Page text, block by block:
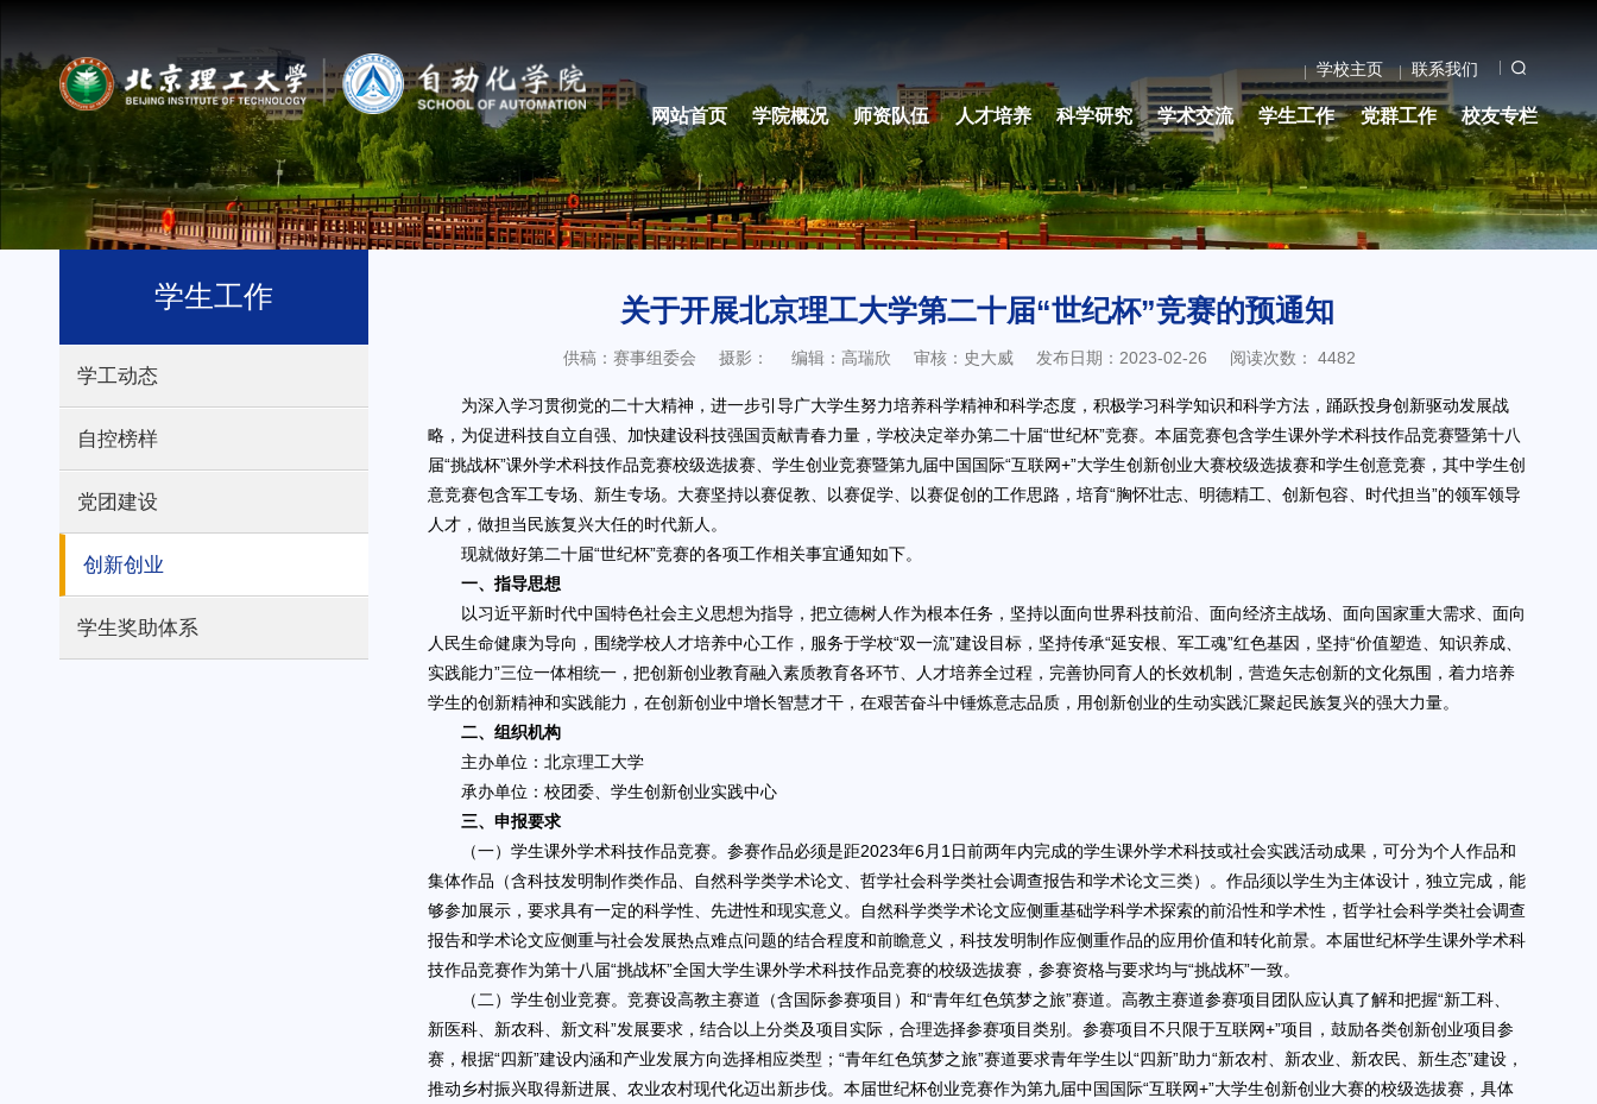
学校主页 联系我们
网站首页 学院概况 师资队伍 人才培养 科学研究 学术交流 学生工作 党群工作 校友专栏
学生工作
学工动态
自控榜样
党团建设
创新创业
学生奖助体系
关于开展北京理工大学第二十届“世纪杯”竞赛的预通知
供稿：赛事组委会 摄影： 编辑：高瑞欣 审核：史大威 发布日期：2023-02-26 阅读次数： 4482
为深入学习贯彻党的二十大精神，进一步引导广大学生努力培养科学精神和科学态度，积极学习科学知识和科学方法，踊跃投身创新驱动发展战
略，为促进科技自立自强、加快建设科技强国贡献青春力量，学校决定举办第二十届“世纪杯”竞赛。本届竞赛包含学生课外学术科技作品竞赛暨第十八
届“挑战杯”课外学术科技作品竞赛校级选拔赛、学生创业竞赛暨第九届中国国际“互联网+”大学生创新创业大赛校级选拔赛和学生创意竞赛，其中学生创
意竞赛包含军工专场、新生专场。大赛坚持以赛促教、以赛促学、以赛促创的工作思路，培育“胸怀壮志、明德精工、创新包容、时代担当”的领军领导
人才，做担当民族复兴大任的时代新人。
现就做好第二十届“世纪杯”竞赛的各项工作相关事宜通知如下。
一、指导思想
以习近平新时代中国特色社会主义思想为指导，把立德树人作为根本任务，坚持以面向世界科技前沿、面向经济主战场、面向国家重大需求、面向
人民生命健康为导向，围绕学校人才培养中心工作，服务于学校“双一流”建设目标，坚持传承“延安根、军工魂”红色基因，坚持“价值塑造、知识养成、
实践能力”三位一体相统一，把创新创业教育融入素质教育各环节、人才培养全过程，完善协同育人的长效机制，营造矢志创新的文化氛围，着力培养
学生的创新精神和实践能力，在创新创业中增长智慧才干，在艰苦奋斗中锤炼意志品质，用创新创业的生动实践汇聚起民族复兴的强大力量。
二、组织机构
主办单位：北京理工大学
承办单位：校团委、学生创新创业实践中心
三、申报要求
（一）学生课外学术科技作品竞赛。参赛作品必须是距2023年6月1日前两年内完成的学生课外学术科技或社会实践活动成果，可分为个人作品和
集体作品（含科技发明制作类作品、自然科学类学术论文、哲学社会科学类社会调查报告和学术论文三类）。作品须以学生为主体设计，独立完成，能
够参加展示，要求具有一定的科学性、先进性和现实意义。自然科学类学术论文应侧重基础学科学术探索的前沿性和学术性，哲学社会科学类社会调查
报告和学术论文应侧重与社会发展热点难点问题的结合程度和前瞻意义，科技发明制作应侧重作品的应用价值和转化前景。本届世纪杯学生课外学术科
技作品竞赛作为第十八届“挑战杯”全国大学生课外学术科技作品竞赛的校级选拔赛，参赛资格与要求均与“挑战杯”一致。
（二）学生创业竞赛。竞赛设高教主赛道（含国际参赛项目）和“青年红色筑梦之旅”赛道。高教主赛道参赛项目团队应认真了解和把握“新工科、
新医科、新农科、新文科”发展要求，结合以上分类及项目实际，合理选择参赛项目类别。参赛项目不只限于互联网+”项目，鼓励各类创新创业项目参
赛，根据“四新”建设内涵和产业发展方向选择相应类型；“青年红色筑梦之旅”赛道要求青年学生以“四新”助力“新农村、新农业、新农民、新生态”建设，
推动乡村振兴取得新进展、农业农村现代化迈出新步伐。本届世纪杯创业竞赛作为第九届中国国际“互联网+”大学生创新创业大赛的校级选拔赛，具体